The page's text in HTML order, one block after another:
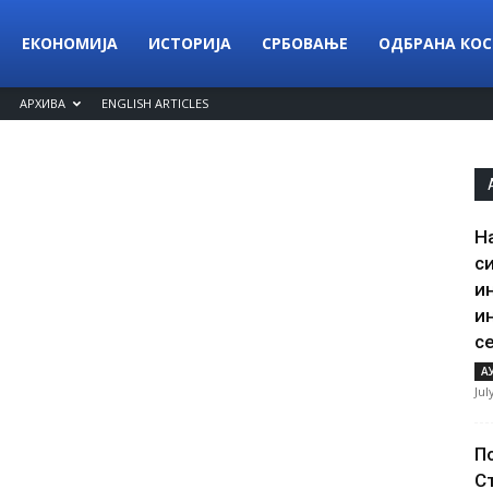
ЕКОНОМИЈА ИСТОРИЈА СРБОВАЊЕ ОДБРАНА
АРХИВА ENGLISH ARTICLES